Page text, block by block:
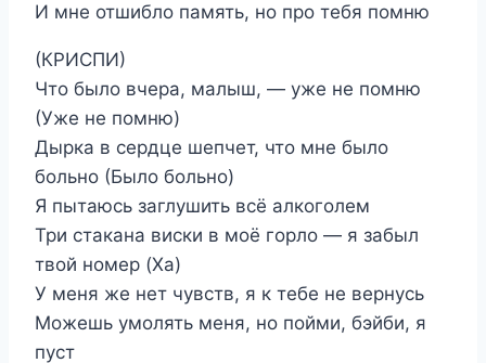
И мне отшибло память, но про тебя помню
(КРИСПИ)
Что было вчера, малыш, — уже не помню
(Уже не помню)
Дырка в сердце шепчет, что мне было
больно (Было больно)
Я пытаюсь заглушить всё алкоголем
Три стакана виски в моё горло — я забыл
твой номер (Ха)
У меня же нет чувств, я к тебе не вернусь
Можешь умолять меня, но пойми, бэйби, я
пуст